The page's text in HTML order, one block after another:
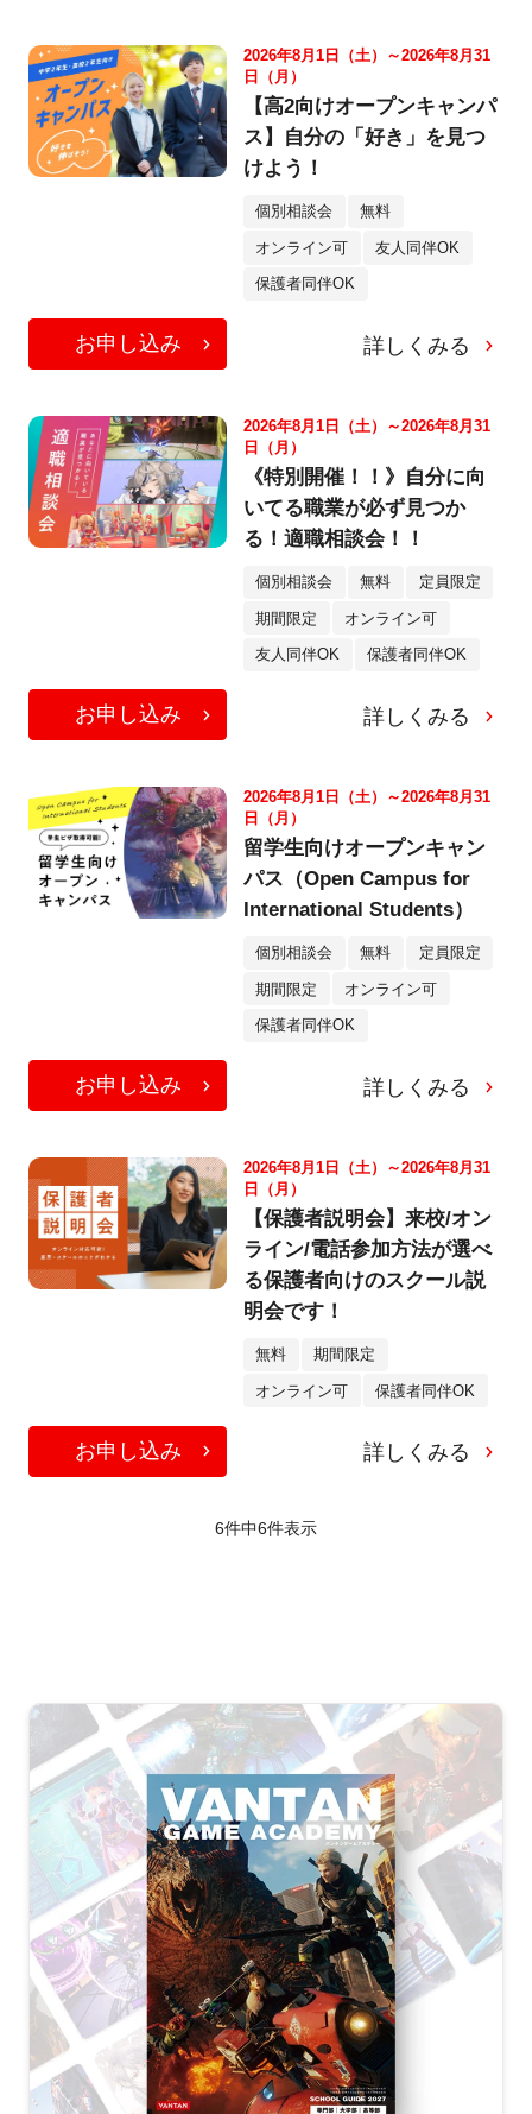
2026年8月1日（土）～2026年8月31
日（月）
【高2向けオープンキャンパ
ス】自分の「好き」を見つ
けよう！
個別相談会 無料
オンライン可 友人同伴OK
保護者同伴OK
お申し込み 詳しくみる
2026年8月1日（土）～2026年8月31
日（月）
《特別開催！！》自分に向
いてる職業が必ず見つか
る！適職相談会！！
個別相談会 無料 定員限定
期間限定 オンライン可
友人同伴OK 保護者同伴OK
お申し込み 詳しくみる
2026年8月1日（土）～2026年8月31
日（月）
留学生向けオープンキャン
パス（Open Campus for
International Students）
個別相談会 無料 定員限定
期間限定 オンライン可
保護者同伴OK
お申し込み 詳しくみる
2026年8月1日（土）～2026年8月31
日（月）
【保護者説明会】来校/オン
ライン/電話参加方法が選べ
る保護者向けのスクール説
明会です！
無料 期間限定
オンライン可 保護者同伴OK
お申し込み 詳しくみる
6件中6件表示